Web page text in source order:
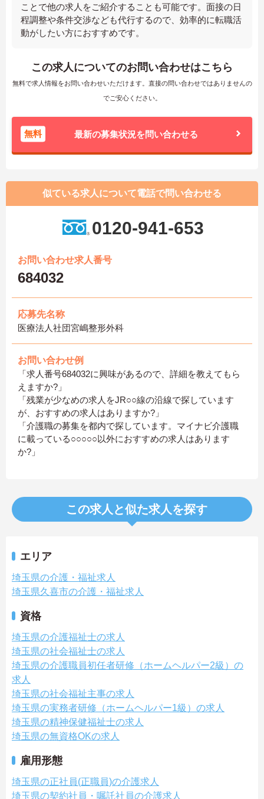
ことで他の求人をご紹介することも可能です。面接の日
程調整や条件交渉なども代行するので、効率的に転職活
動がしたい方におすすめです。
この求人についてのお問い合わせはこちら
無料で求人情報をお問い合わせいただけます。直接の問い合わせではありませんの
でご安心ください。
無料 最新の募集状況を問い合わせる
似ている求人について電話で問い合わせる
0120-941-653
お問い合わせ求人番号
684032
応募先名称
医療法人社団宮嶋整形外科
お問い合わせ例
「求人番号684032に興味があるので、詳細を教えてもら
えますか?」
「残業が少なめの求人をJR○○線の沿線で探しています
が、おすすめの求人はありますか?」
「介護職の募集を都内で探しています。マイナビ介護職
に載っている○○○○○以外におすすめの求人はあります
か?」
この求人と似た求人を探す
エリア
埼玉県の介護・福祉求人
埼玉県久喜市の介護・福祉求人
資格
埼玉県の介護福祉士の求人
埼玉県の社会福祉士の求人
埼玉県の介護職員初任者研修（ホームヘルパー2級）の
求人
埼玉県の社会福祉主事の求人
埼玉県の実務者研修（ホームヘルパー1級）の求人
埼玉県の精神保健福祉士の求人
埼玉県の無資格OKの求人
雇用形態
埼玉県の正社員(正職員)の介護求人
埼玉県の契約社員・嘱託社員の介護求人